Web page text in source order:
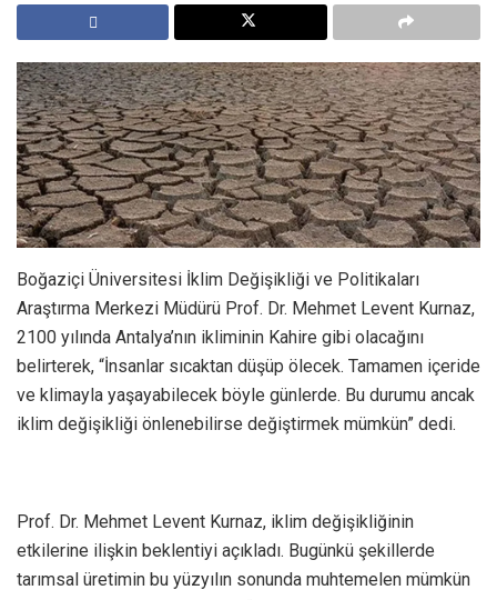
Boğaziçi Üniversitesi İklim Değişikliği ve Politikaları
Araştırma Merkezi Müdürü Prof. Dr. Mehmet Levent Kurnaz,
2100 yılında Antalya’nın ikliminin Kahire gibi olacağını
belirterek, “İnsanlar sıcaktan düşüp ölecek. Tamamen içeride
ve klimayla yaşayabilecek böyle günlerde. Bu durumu ancak
iklim değişikliği önlenebilirse değiştirmek mümkün” dedi.
Prof. Dr. Mehmet Levent Kurnaz, iklim değişikliğinin
etkilerine ilişkin beklentiyi açıkladı. Bugünkü şekillerde
tarımsal üretimin bu yüzyılın sonunda muhtemelen mümkün